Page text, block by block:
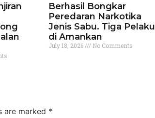
Berhasil Bongkar
Peredaran Narkotika
Jenis Sabu. Tiga Pelaku
di Amankan
July 18, 2026 No Comments
are marked *